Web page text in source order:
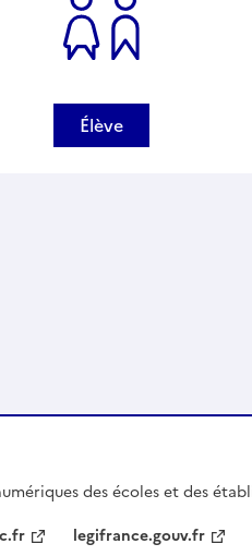
Élève
des écoles et des
legifrance.gouv.fr